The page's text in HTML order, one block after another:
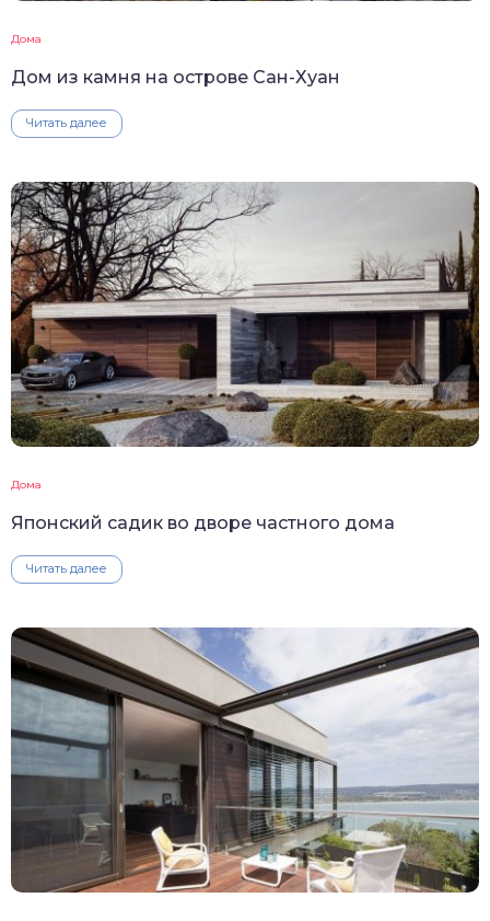
Дома
Дом из камня на острове Сан-Хуан
Читать далее
Дома
Японский садик во дворе частного дома
Читать далее